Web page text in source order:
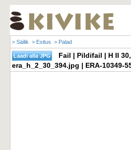
> Säilik > Esitus > Palad
Fail | Pildifail | H II
era_h_2_30_394.jpg | ERA-10349-